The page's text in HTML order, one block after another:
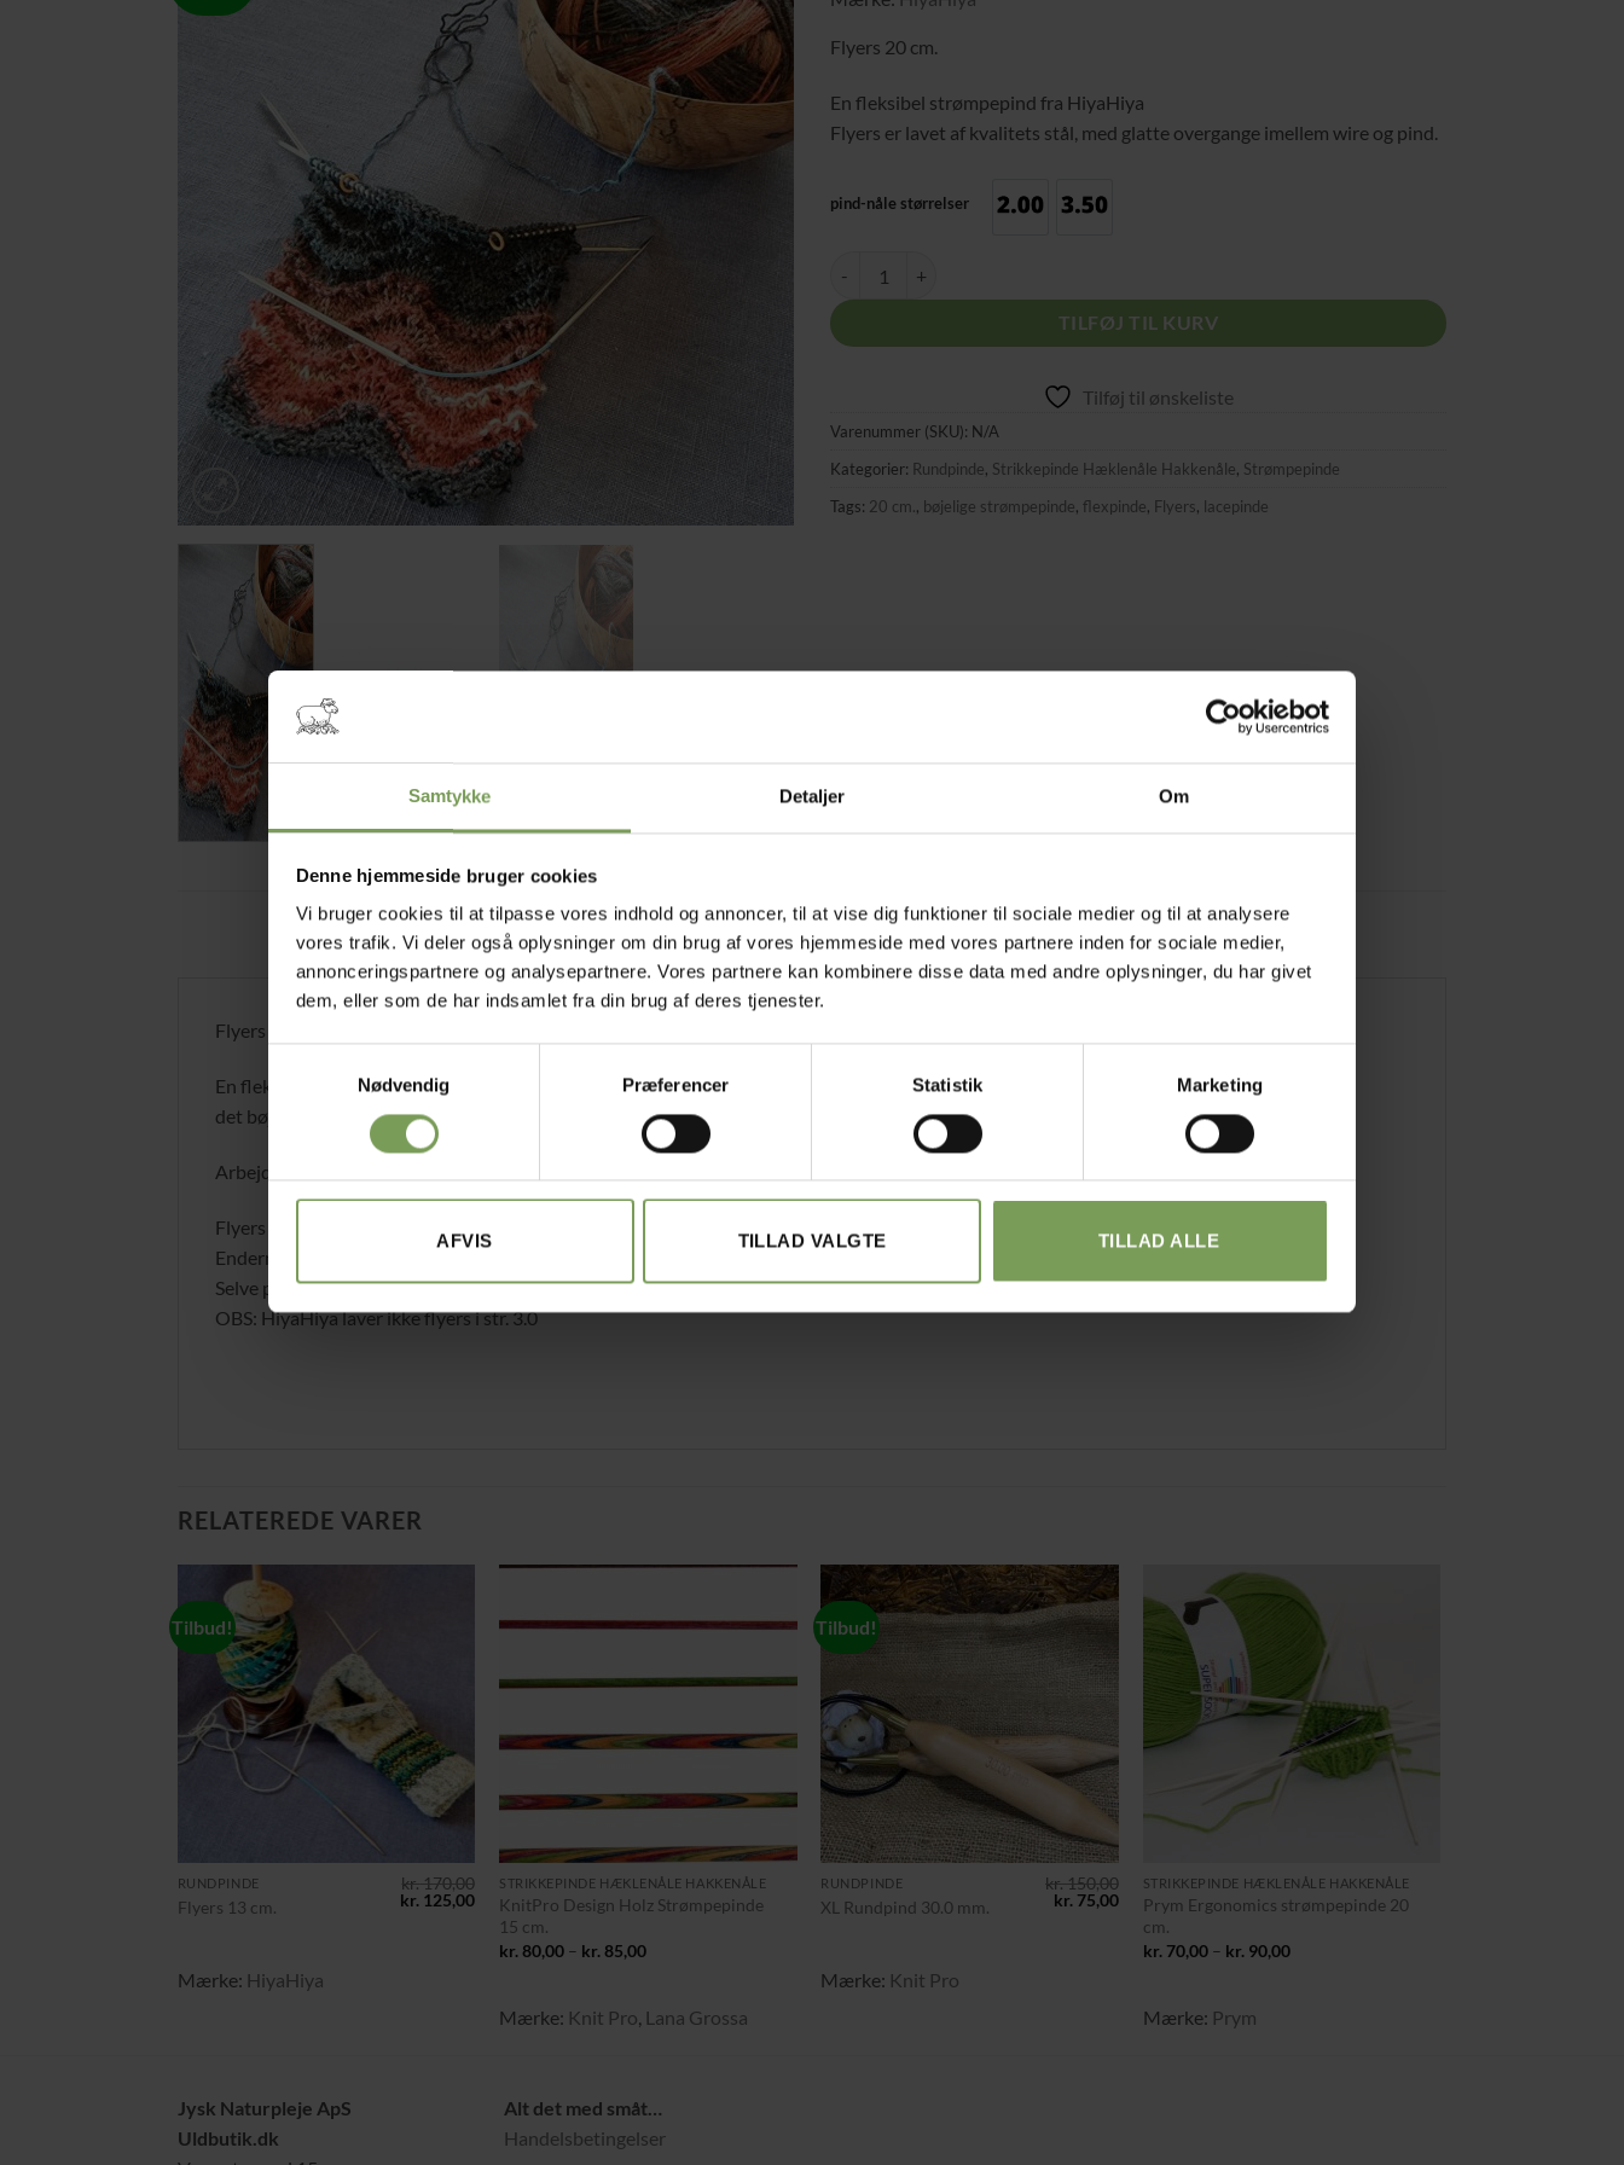
Samtykke Detaljer Om
Denne hjemmeside bruger cookies
Vi bruger cookies til at tilpasse vores indhold og annoncer, til at vise dig funktioner til sociale medier og til at analysere
vores trafik. Vi deler også oplysninger om din brug af vores hjemmeside med vores partnere inden for sociale medier,
annonceringspartnere og analysepartnere. Vores partnere kan kombinere disse data med andre oplysninger, du har givet
dem, eller som de har indsamlet fra din brug af deres tjenester.
Nødvendig
Præferencer Statistik Marketing
AFVIS TILLAD VALGTE TILLAD ALLE
ønskeliste
pris
Flyers 20 cm.
En fleksibel strømpepind fra HiyaHiya
Flyers er lavet af kvalitets stål, med glatte overgange imellem wire og pind.
pind-nåle størrelser
str. 2.00 str. 3.50
TILFØJ TIL KURV
Tilføj til ønskeliste
Varenummer (SKU): N/A
Kategorier: Rundpinde, Strikkepinde Hæklenåle Hakkenåle, Strømpepinde
Tags: 20 cm., bøjelige strømpepinde, flexpinde, Flyers, lacepinde
BESKRIVELSE YDERLIGERE INFORMATION
Flyers 20 cm.
En fleksibel strømpepind fra HiyaHiya
det bøjelige midterled betyder at du kan nøjes med 3 pinde, i stedet for de traditionelle 5 strømpepinde.
Arbejdets masker sidder på 2 pinde og den tredje strikkes der med. en let og overkommelig måde at strikke rundt på.
Flyers er lavet af kvalitets stål med glatte overgange imellem wire og pind.
Enderne er super spidse, med en god tapering, så selv komplicerede hulmønster er den rene leg at strikke.
Selve pinden er hul inden i, så de er ultra lette, at strikke med, især til finere garntyper.
OBS: HiyaHiya laver ikke flyers i str. 3.0
RELATEREDE VARER
Tilbud!
RUNDPINDE
Flyers 13 cm.
kr.170,00
Den
oprindelige
kr. 125,00Den
aktuelle
pris
kr. 125,00.
Mærke: HiyaHiya
Tilføj til
STRIKKEPINDE HÆKLENÅLE HAKKENÅLE
KnitPro Design Holz Strømpepinde
15 cm.
kr. 80,00 – kr. 85,00Prisinterval:
Mærke: Knit Pro Lana Grossa
Tilbud!
RUNDPINDE
XL Rundpind 30.0 mm.
kr.150,00
Den
oprindelige
kr.75,00Den
aktuelle
pris
Mærke: Knit Pro
STRIKKEPINDE HÆKLENÅLE HAKKENÅLE
Prym Ergonomics strømpepinde 20
cm.
kr.70,00 – kr.90,00Prisinterval:
Mærke: Prym
Jysk Naturpleje ApS
Uldbutik.dk
Alt det med småt…
Handelsbetingelser